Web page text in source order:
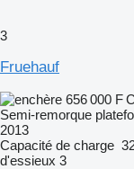
3
Fruehauf
656 000 F
Semi-remorque
2013
Capacité de charge
d'essieux 3